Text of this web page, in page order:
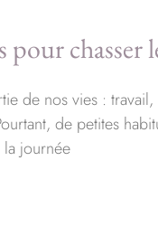
pour chasser
de nos vies :
de petites
journée